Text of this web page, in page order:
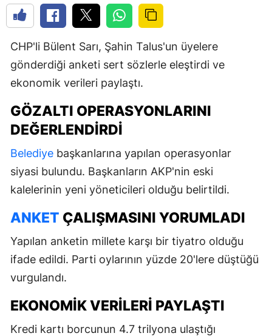
CHP'li Bülent Sarı, Şahin Talus'un üyelere
gönderdiği anketi sert sözlerle eleştirdi ve
ekonomik verileri paylaştı.
GÖZALTI OPERASYONLARINI
DEĞERLENDIRDI
Belediye başkanlarına yapılan operasyonlar
siyasi bulundu. Başkanların AKP'nin eski
kalelerinin yeni yöneticileri olduğu belirtildi.
ANKET ÇALIŞMASINI YORUMLADI
Yapılan anketin millete karşı bir tiyatro olduğu
ifade edildi. Parti oylarının yüzde 20'lere düştüğü
vurgulandı.
EKONOMIK VERILERI PAYLAŞTI
Kredi kartı borcunun 4.7 trilyona ulaştığı